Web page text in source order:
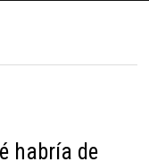
habría de